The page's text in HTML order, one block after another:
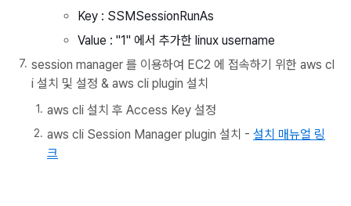
Key : SSMSessionRunAs
Value : "1" 에서 추가한 linux username
session manager 를 이용하여 EC2 에 접속하기 위한 aws cl
i 설치 및 설정 & aws cli plugin 설치
aws cli 설치 후 Access Key 설정
aws cli Session Manager plugin 설치 - 설치 매뉴얼 링
크